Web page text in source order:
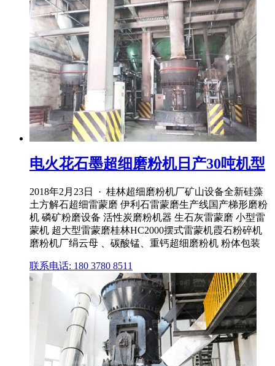
电火花石墨超细磨粉机日产30吨机型
2018年2月23日 · 桂林超细磨粉机厂矿山设备全新硅藻
土方解石超细雷蒙磨 伊利石雷蒙磨生产线国产梯形磨粉
机 磷矿粉磨设备 活性炭磨粉机器 生石灰雷蒙磨 小型雷
蒙机 超大型雷蒙磨桂林HC2000摆式雷蒙机霞石粉碎机
磨粉机厂绢云母 、碳酸锰、重钙超细磨粉机 粉体包装
联系电话: 180 3780 8511